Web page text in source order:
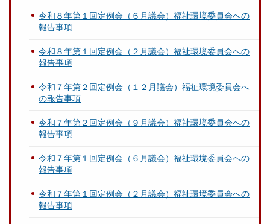
令和８年第１回定例会（６月議会）福祉環境委員会への
報告事項
令和８年第１回定例会（２月議会）福祉環境委員会への
報告事項
令和７年第２回定例会（１２月議会）福祉環境委員会へ
の報告事項
令和７年第２回定例会（９月議会）福祉環境委員会への
報告事項
令和７年第１回定例会（６月議会）福祉環境委員会への
報告事項
令和７年第１回定例会（２月議会）福祉環境委員会への
報告事項